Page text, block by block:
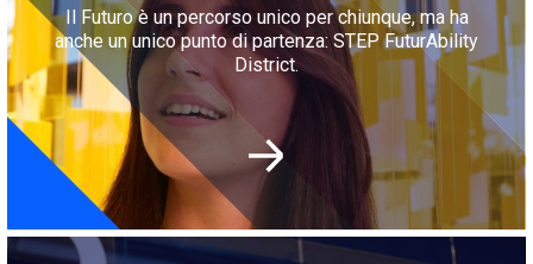
Il Futuro è un percorso unico per chiunque, ma ha
anche un unico punto di partenza: STEP FuturAbility
District.
Immagine